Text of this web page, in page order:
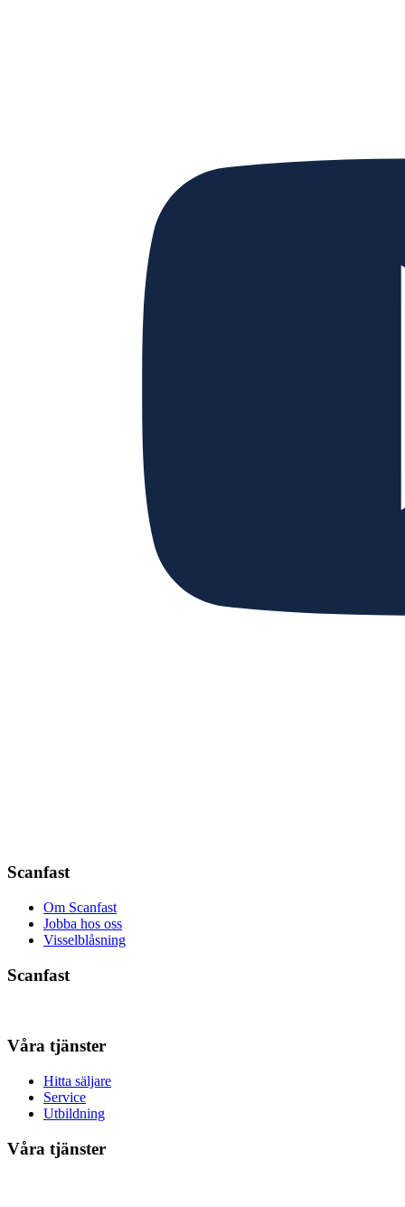
Scanfast
Om Scanfast
Jobba hos oss
Visselblåsning
Scanfast
Våra tjänster
Hitta säljare
Service
Utbildning
Våra tjänster